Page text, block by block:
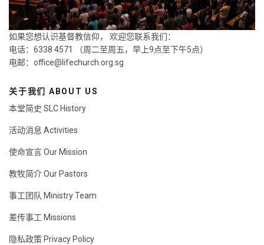
如果您想认识基督教信仰， 欢迎您联系我们：
电话：6338 4571 （周二至周五，早上9点至下午5点）
电邮： office@lifechurch.org.sg
关于我们 ABOUT US
本堂简史 SLC History
活动消息 Activities
使命宣言 Our Mission
教牧简介 Our Pastors
事工团队 Ministry Team
差传事工 Missions
隐私政策 Privacy Policy